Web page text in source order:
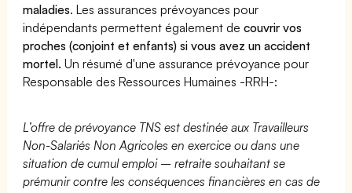
maladies. Les assurances prévoyances pour
indépendants permettent également decouvrir vos
proches (conjoint et enfants) si vous avez un accident
mortel. Un résumé d'une assurance prévoyance pour
Responsable des Ressources Humaines -RRH-:
L’offre de prévoyance TNS est destinée aux Travailleurs
Non-Salariés Non Agricoles en exercice ou dans une
situation de cumul emploi – retraite souhaitant se
prémunir contre les conséquences financières en cas de